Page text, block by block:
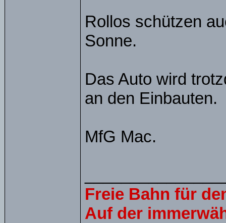
Rollos schützen
Sonne.
Das Auto wird
an den Einbauten.
MfG Mac.
Freie Bahn für
Auf der